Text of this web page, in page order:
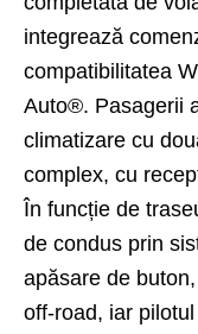
integrează
compatibilitatea
Auto®. Pasagerii
climatizare cu
complex, cu
În funcție de
de condus prin
apăsare de
off-road, iar